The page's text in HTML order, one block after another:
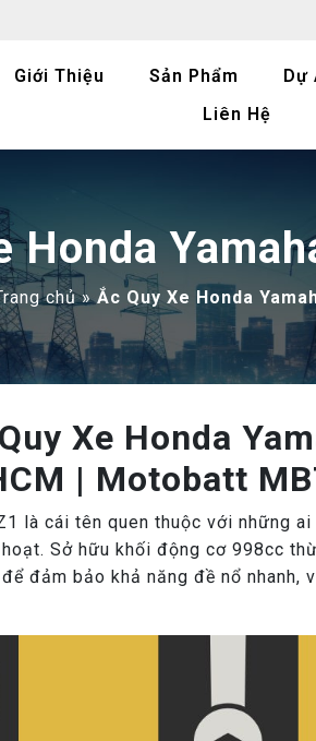
Giới Thiệu Sản Phẩm Dự
Liên Hệ
Honda
chủ»Ắc Quy Xe Honda
Xe Honda
| Motobatt
là cái tên quen thuộc với những
Sở hữu khối động cơ 998cc
đảm bảo khả năng đề nổ nhanh,